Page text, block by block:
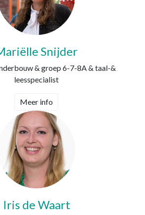
Snijder
& groep 6-7-8A & taal-&
leesspecialist
Meer info
Iris de Waart